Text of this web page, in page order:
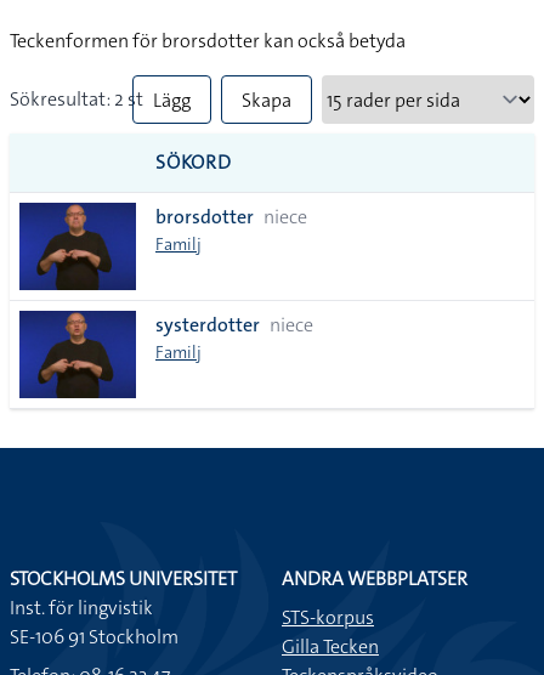
Teckenformen för brorsdotter kan också betyda
Sökresultat: 2 st Lägg
till
alla i
lista
Skapa
SÖKORD
brorsdotter niece
Familj
systerdotter niece
Familj
STOCKHOLMS UNIVERSITET
Inst. för lingvistik
SE-106 91 Stockholm
ANDRA WEBBPLATSER
STS-korpus
Gilla Tecken